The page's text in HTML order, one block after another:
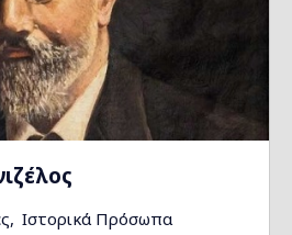
Ιστορικά Πρόσωπα